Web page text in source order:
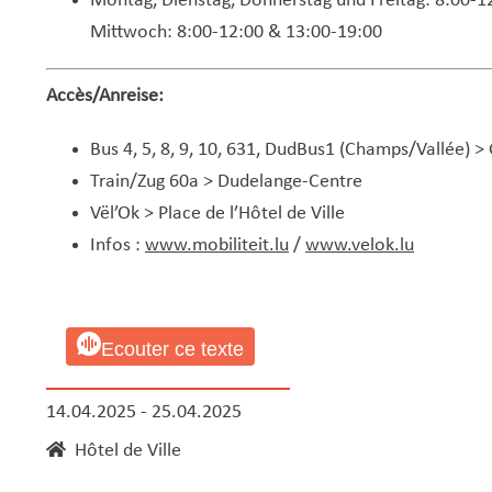
Mittwoch: 8:00-12:00 & 13:00-19:00
Accès/Anreise:
Bus 4, 5, 8, 9, 10, 631, DudBus1 (Champs/Vallée) >
Train/Zug 60a > Dudelange-Centre
Vël’Ok > Place de l’Hôtel de Ville
Infos : www.mobiliteit.lu/ www.velok.lu
Ecouter ce texte
14.04.2025 - 25.04.2025
Hôtel de Ville